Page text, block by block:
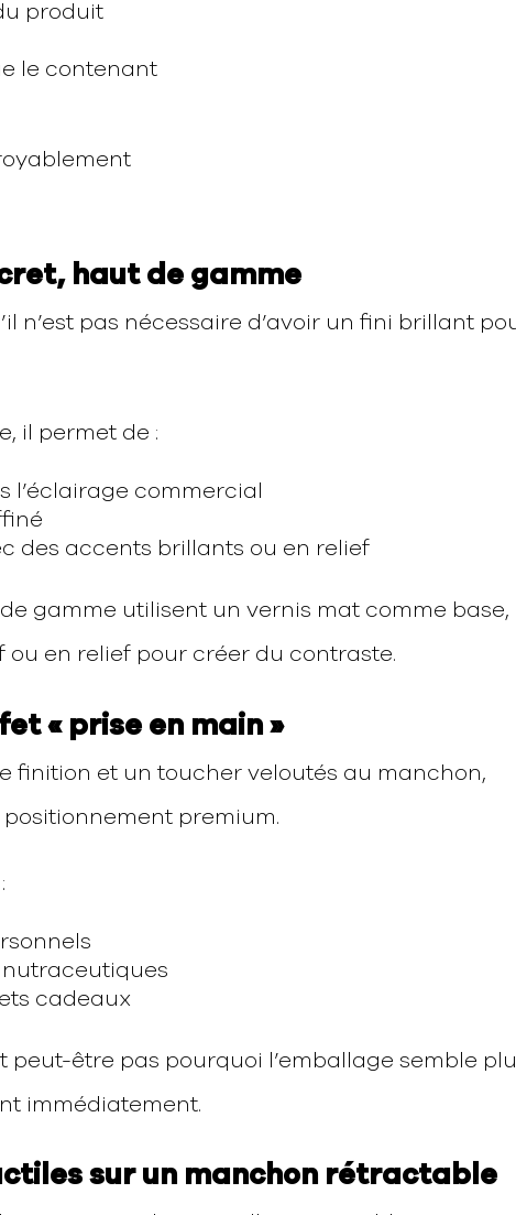
produit
le contenant
haut de gamme
n’est pas nécessaire d’avoir un fini brillant
il permet de :
l’éclairage commercial
des accents brillants ou en relief
gamme utilisent un vernis mat comme base,
en relief pour créer du contraste.
« prise en main »
finition et un toucher veloutés au manchon,
premium.
cadeaux
peut-être pas pourquoi l’emballage semble
immédiatement.
sur un manchon rétractable